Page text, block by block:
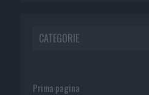
CATEGORIE
Prima pagina